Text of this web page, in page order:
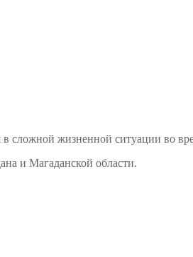
жизненной ситуации во
и Магаданской области.